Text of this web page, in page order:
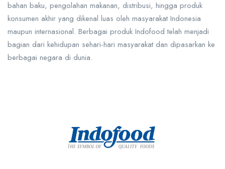
bahan baku, pengolahan makanan, distribusi, hingga produk
konsumen akhir yang dikenal luas oleh masyarakat Indonesia
maupun internasional. Berbagai produk Indofood telah menjadi
bagian dari kehidupan sehari-hari masyarakat dan dipasarkan ke
berbagai negara di dunia.